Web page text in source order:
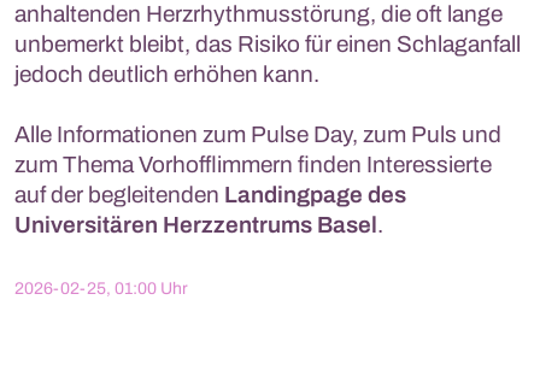
anhaltenden Herzrhythmusstörung, die oft lange
unbemerkt bleibt, das Risiko für einen Schlaganfall
jedoch deutlich erhöhen kann.
Alle Informationen zum Pulse Day, zum Puls und
zum Thema Vorhofflimmern finden Interessierte
auf der begleitenden Landingpage des
Universitären Herzzentrums Basel.
2026-02-25, 01:00 Uhr